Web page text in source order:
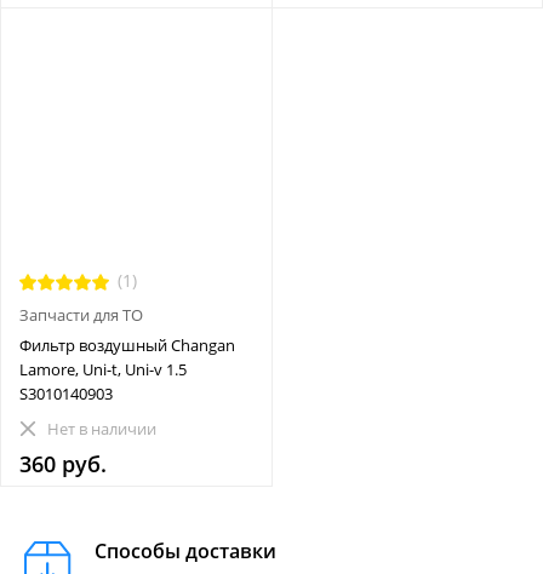
(1)
Запчасти для ТО
Фильтр воздушный Changan
Lamore, Uni-t, Uni-v 1.5
S3010140903
Нет в наличии
360 руб.
Способы доставки